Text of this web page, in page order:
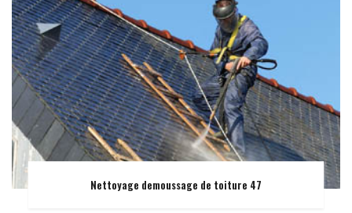
Nettoyage demoussage de toiture 47